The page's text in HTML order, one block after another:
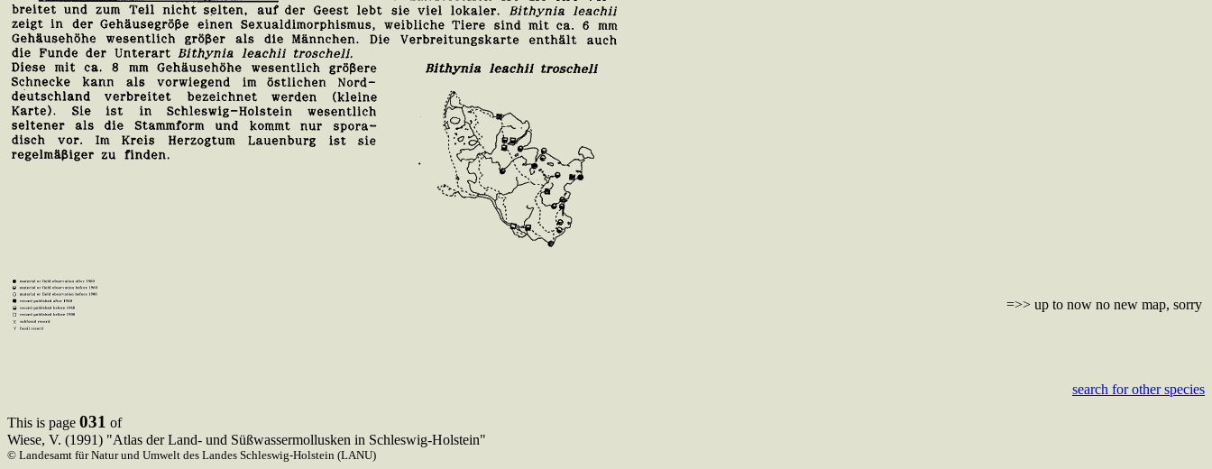
=>> up to now no new map, sorry
search for other species
This is page 031 of
Wiese, V. (1991) "Atlas der Land- und Süßwassermollusken in Schleswig-Holstein"
© Landesamt für Natur und Umwelt des Landes Schleswig-Holstein (LANU)